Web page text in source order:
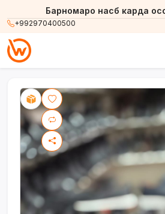
+992970400500
Барномаро насб карда